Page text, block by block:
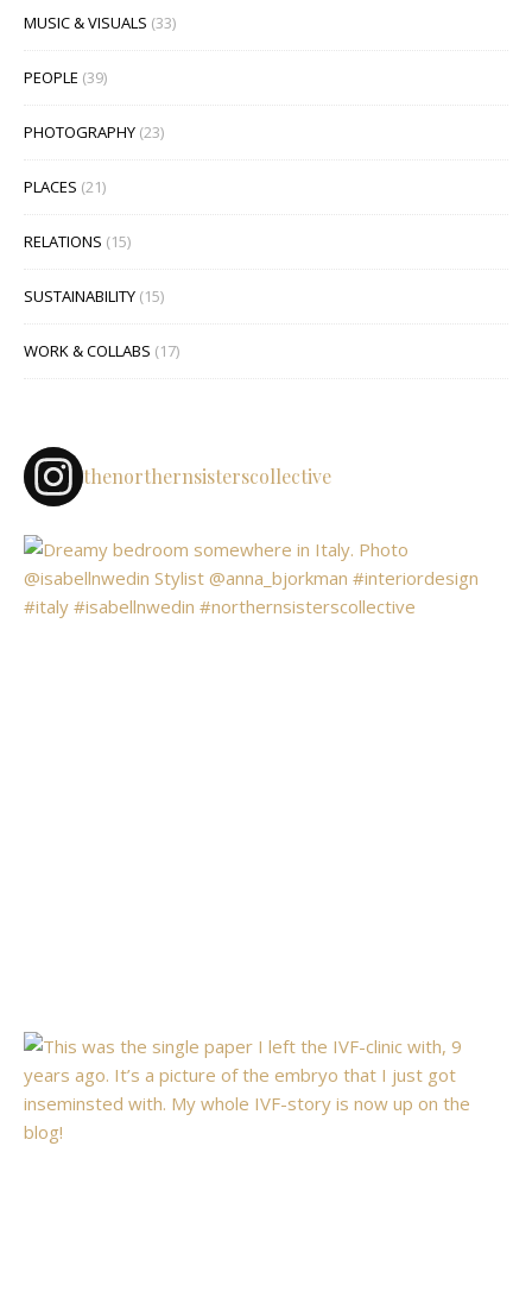
MUSIC & VISUALS (33)
PEOPLE (39)
PHOTOGRAPHY (23)
PLACES (21)
RELATIONS (15)
SUSTAINABILITY (15)
WORK & COLLABS (17)
thenorthernsisterscollective